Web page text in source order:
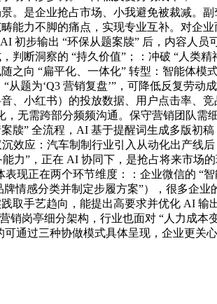
。是企业抢占市场、小我避免被裁减。
能力不脚的痛点，实现专业互补。对企
初步输出 “环保从题案牍” 后，内容人员
判断洞察的 “持久价值”；：冲破 “人类
之向 “扁平化、一体化” 转型：智能体
从题为‘Q3 营销复盘’”，可降低反复劳
、小红书）的投放数据、用户点击率、
无需跨部分频频沟通。保守营销团队需
牍” 全流程，AI 基于提醒词生成多版初
效应：汽车制制行业引入从动化出产线
力”，正在 AI 协同下，是抢占将来市场
表现正在两个环节维度：：企业微信的 “
情感分类并制定步履方案”），很多企
取手艺趋向，能提出高要求并优化 AI
销岗亭细分架构，行业也面对 “人力成本
可通过三种协做模式具体呈现，企业更关